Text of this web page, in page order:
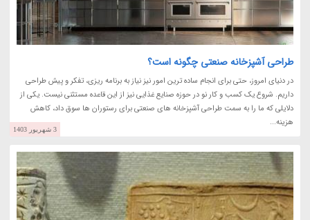
طراحی آشپزخانه صنعتی چگونه است؟
در دنیای امروز، حتی برای انجام ساده ترین امور نیز نیاز به برنامه ریزی، تفکر و پیش طراحی
داریم. شروع یک کسب و کار نو در حوزه صنایع غذایی نیز از این قاعده مستثنی نیست. یکی از
دلایلی که ما را به سمت طراحی آشپزخانه های صنعتی برای رستوران ها سوق داد، کاهش
هزینه...
3 شهریور 1403